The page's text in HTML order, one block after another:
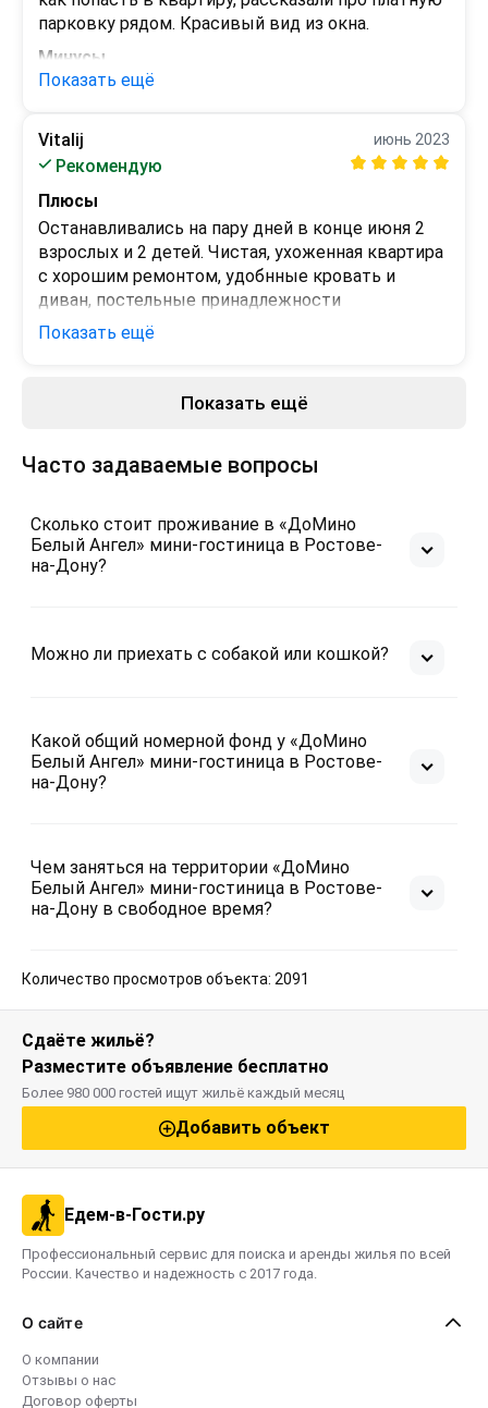
парковку рядом. Красивый вид из окна.
Минусы
Окна и полы грязные. Ребенок бегал по полу и
единственный недостаток.
Показать ещё
Vitalij
Рекомендую
июнь 2023
Плюсы
Останавливались на пару дней в конце июня 2
взрослых и 2 детей. Чистая, ухоженная квартира
с хорошим ремонтом, удобнные кровать и
диван, постельные принадлежности
чистые, без дыр ипрочих недостатков,
прикольно сделан балкон. Все необходимое для
новенькое. В доме магазины, банкоматы, аптеки
детская площадка. В общем остались очень
повезло)) но оказалось по соседству ремонт
квартиры и звук перфоратора к исходу второго
завершались. Но это временное явление))
Показать ещё
Показать ещё
Часто задаваемые вопросы
Сколько стоит проживание в «ДоМино
Белый Ангел» мини-гостиница в Ростове-
на-Дону?
Можно ли приехать с собакой или кошкой?
Какой общий номерной фонд у «ДоМино
Белый Ангел» мини-гостиница в Ростове-
на-Дону?
Чем заняться на территории «ДоМино
Белый Ангел» мини-гостиница в Ростове-
на-Дону в свободное время?
Количество просмотров объекта: 2091
Сдаёте жильё?
Разместите объявление бесплатно
Более 980 000 гостей ищут жильё каждый месяц
Добавить объект
Едем-в-Гости.ру
Профессиональный сервис для поиска и аренды жилья по всей
России. Качество и надежность с 2017 года.
О сайте
О компании
Отзывы о нас
Договор оферты